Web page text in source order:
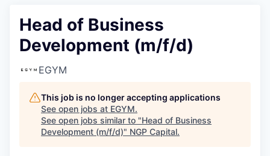
Head of Business
Development (m/f/d)
EGYM
This job is no longer accepting applications
See open jobs at EGYM.
See open jobs similar to "Head of Business
Development (m/f/d)" NGP Capital.